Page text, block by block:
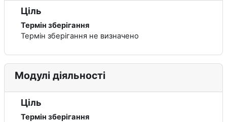
Ціль
Термін зберігання
Термін зберігання не визначено
Модулі діяльності
Ціль
Термін зберігання